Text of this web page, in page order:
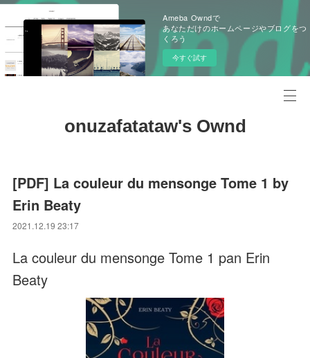
Ameba Owndで
あなただけのホームページやブログをつ
くろう
今すぐ試す
onuzafatataw's Ownd
[PDF] La couleur du mensonge Tome 1 by
Erin Beaty
2021.12.19 23:17
La couleur du mensonge Tome 1 pan Erin
Beaty